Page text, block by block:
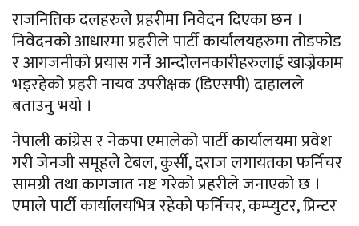
राजनितिक दलहरुले प्रहरीमा निवेदन दिएका छन ।
निवेदनको आधारमा प्रहरीले पार्टी कार्यालयहरुमा तोडफोड
र आगजनीको प्रयास गर्ने आन्दोलनकारीहरुलाई खाज्नेकाम
भइरहेको प्रहरी नायव उपरीक्षक (डिएसपी) दाहालले
बताउनु भयो ।
नेपाली कांग्रेस र नेकपा एमालेको पार्टी कार्यालयमा प्रवेश
गरी जेनजी समूहले टेबल, कुर्सी, दराज लगायतका फर्निचर
सामग्री तथा कागजात नष्ट गरेको प्रहरीले जनाएको छ ।
एमाले पार्टी कार्यालयभित्र रहेको फर्निचर, कम्प्युटर, प्रिन्टर